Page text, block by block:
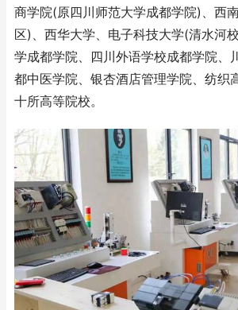
商学院(原四川师范大学成都学院)、西
区)、西华大学、电子科技大学(清水河
学成都学院、四川外语学校成都学院、
都中医学院、银杏酒店管理学院、纺织
十所高等院校。